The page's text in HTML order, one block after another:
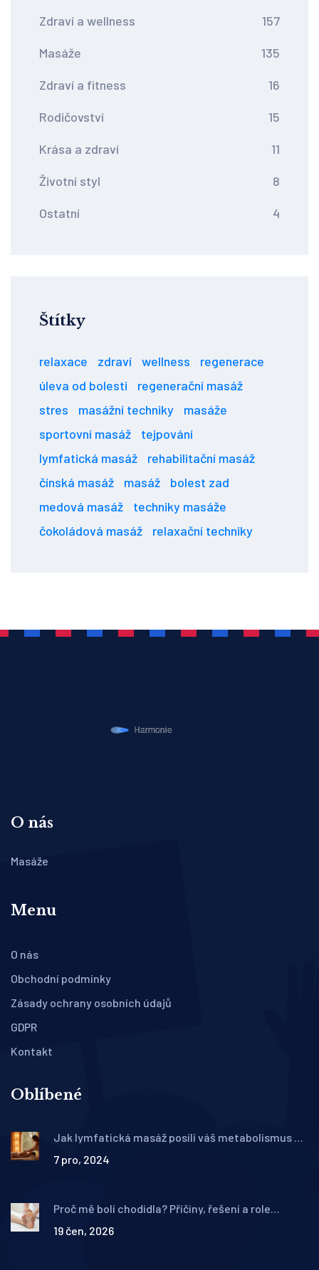
Zdraví a wellness 157
Masáže 135
Zdraví a fitness 16
Rodičovství 15
Krása a zdraví 11
Životní styl 8
Ostatní 4
Štítky
relaxace zdraví wellness
regenerace
úleva od bolesti
regenerační masáž
stres
masážní techniky
masáže
sportovní masáž
tejpování
lymfatická masáž
rehabilitační masáž
čínská masáž
masáž
bolest zad
medová masáž
techniky masáže
čokoládová masáž
relaxační techniky
O nás
Masáže
Menu
O nás
Obchodní podmínky
Zásady ochrany osobních údajů
GDPR
Kontakt
Oblíbené
Jak lymfatická masáž posílí váš metabolismus a
7 pro, 2024
Proč mě bolí chodidla? Příčiny, řešení a role
19 čen, 2026